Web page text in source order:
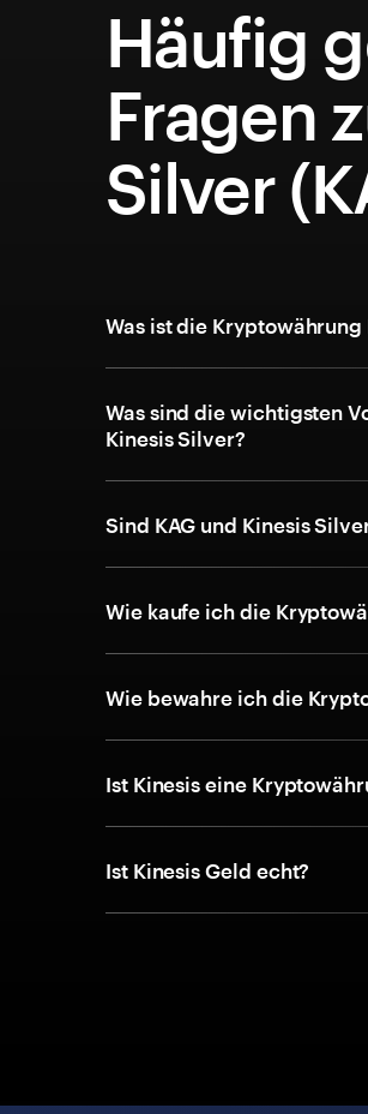
Häufig
Fragen
Silver
Was ist die Kryptowährung
Was sind die wichtigsten
Kinesis Silver?
Sind KAG und Kinesis
Wie kaufe ich die
Wie bewahre ich die
Ist Kinesis eine
Ist Kinesis Geld echt?